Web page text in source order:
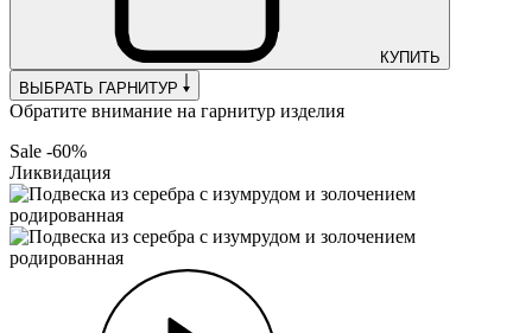
КУПИТЬ
ВЫБРАТЬ ГАРНИТУР
Обратите внимание на гарнитур изделия
Sale -60%
Ликвидация